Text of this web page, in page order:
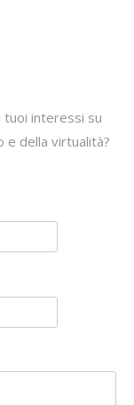
tuoi interessi su
e della virtualità?